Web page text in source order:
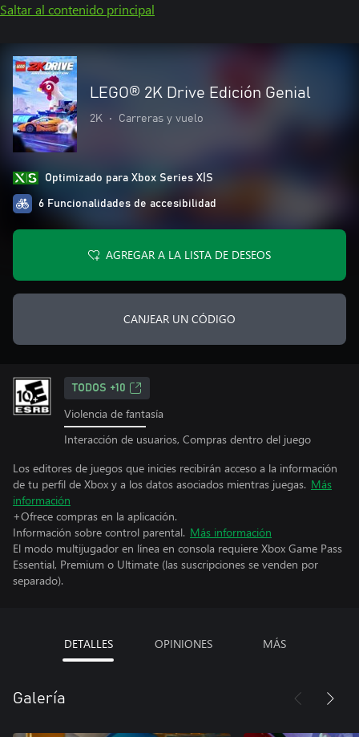
Saltar al contenido principal
LEGO® 2K Drive Edición Genial
2K • Carreras y vuelo
Optimizado para Xbox Series X|S
6 Funcionalidades de accesibilidad
AGREGAR A LA LISTA DE DESEOS
CANJEAR UN CÓDIGO
TODOS +10
Violencia de fantasía
Interacción de usuarios, Compras dentro del juego
Los editores de juegos que inicies recibirán acceso a la información
de tu perfil de Xbox y a los datos asociados mientras juegas. Más
información
+Ofrece compras en la aplicación.
Información sobre control parental. Más información
El modo multijugador en línea en consola requiere Xbox Game Pass
Essential, Premium o Ultimate (las suscripciones se venden por
separado).
DETALLES OPINIONES MÁS
Galería